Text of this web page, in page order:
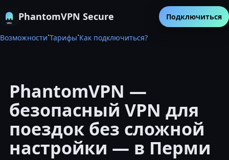
PhantomVPN Secure
Возможности·Тарифы·Как подключиться?
Подключиться
PhantomVPN —
безопасный VPN для
поездок без сложной
настройки — в Перми